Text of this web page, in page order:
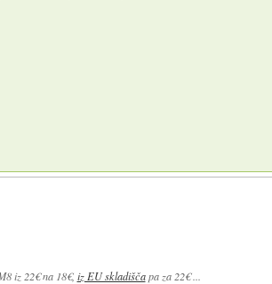
iz 22€ na 18€, iz EU skladiščapa za 22€ ...